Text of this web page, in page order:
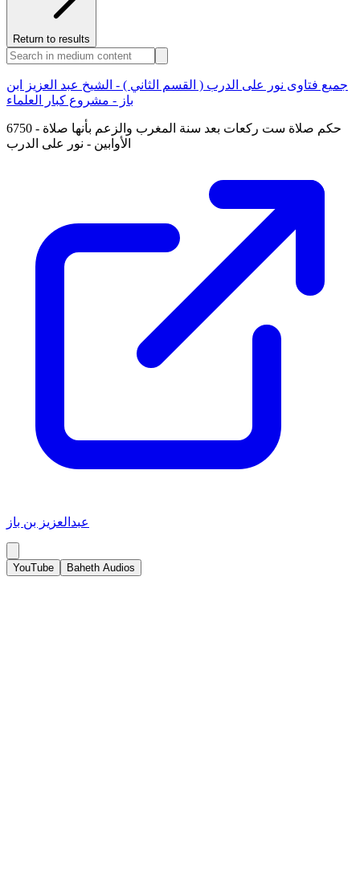
Return to results
جميع فتاوى نور على الدرب ( القسم الثاني ) - الشيخ عبد العزيز ابن
باز - مشروع كبار العلماء
6750 - حكم صلاة ست ركعات بعد سنة المغرب والزعم بأنها صلاة
الأوابين - نور على الدرب
عبدالعزيز بن باز
YouTube Baheth Audios